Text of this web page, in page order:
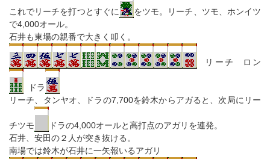
これでリーチを打つとすぐに
をツモ。リーチ、ツモ、ホンイツ
で4,000オール。
石井も東場の親番で大きく叩く。
リーチ ロン
ドラ
リーチ、タンヤオ、ドラの7,700を鈴木からアガると、次局にリー
チツモ
ドラの4,000オールと高打点のアガリを連発。
石井、安田の２人が突き抜ける。
南場では鈴木が石井に一矢報いるアガリ